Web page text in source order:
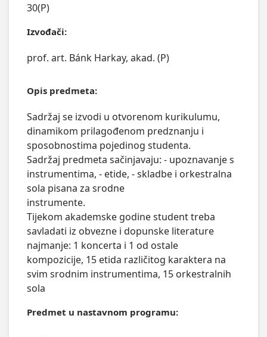
30(P)
Izvođači:
prof. art. Bánk Harkay, akad. (P)
Opis predmeta:
Sadržaj se izvodi u otvorenom kurikulumu,
dinamikom prilagođenom predznanju i
sposobnostima pojedinog studenta.
Sadržaj predmeta sačinjavaju: - upoznavanje s
instrumentima, - etide, - skladbe i orkestralna
sola pisana za srodne
instrumente.
Tijekom akademske godine student treba
savladati iz obvezne i dopunske literature
najmanje: 1 koncerta i 1 od ostale
kompozicije, 15 etida različitog karaktera na
svim srodnim instrumentima, 15 orkestralnih
sola
Predmet u nastavnom programu: